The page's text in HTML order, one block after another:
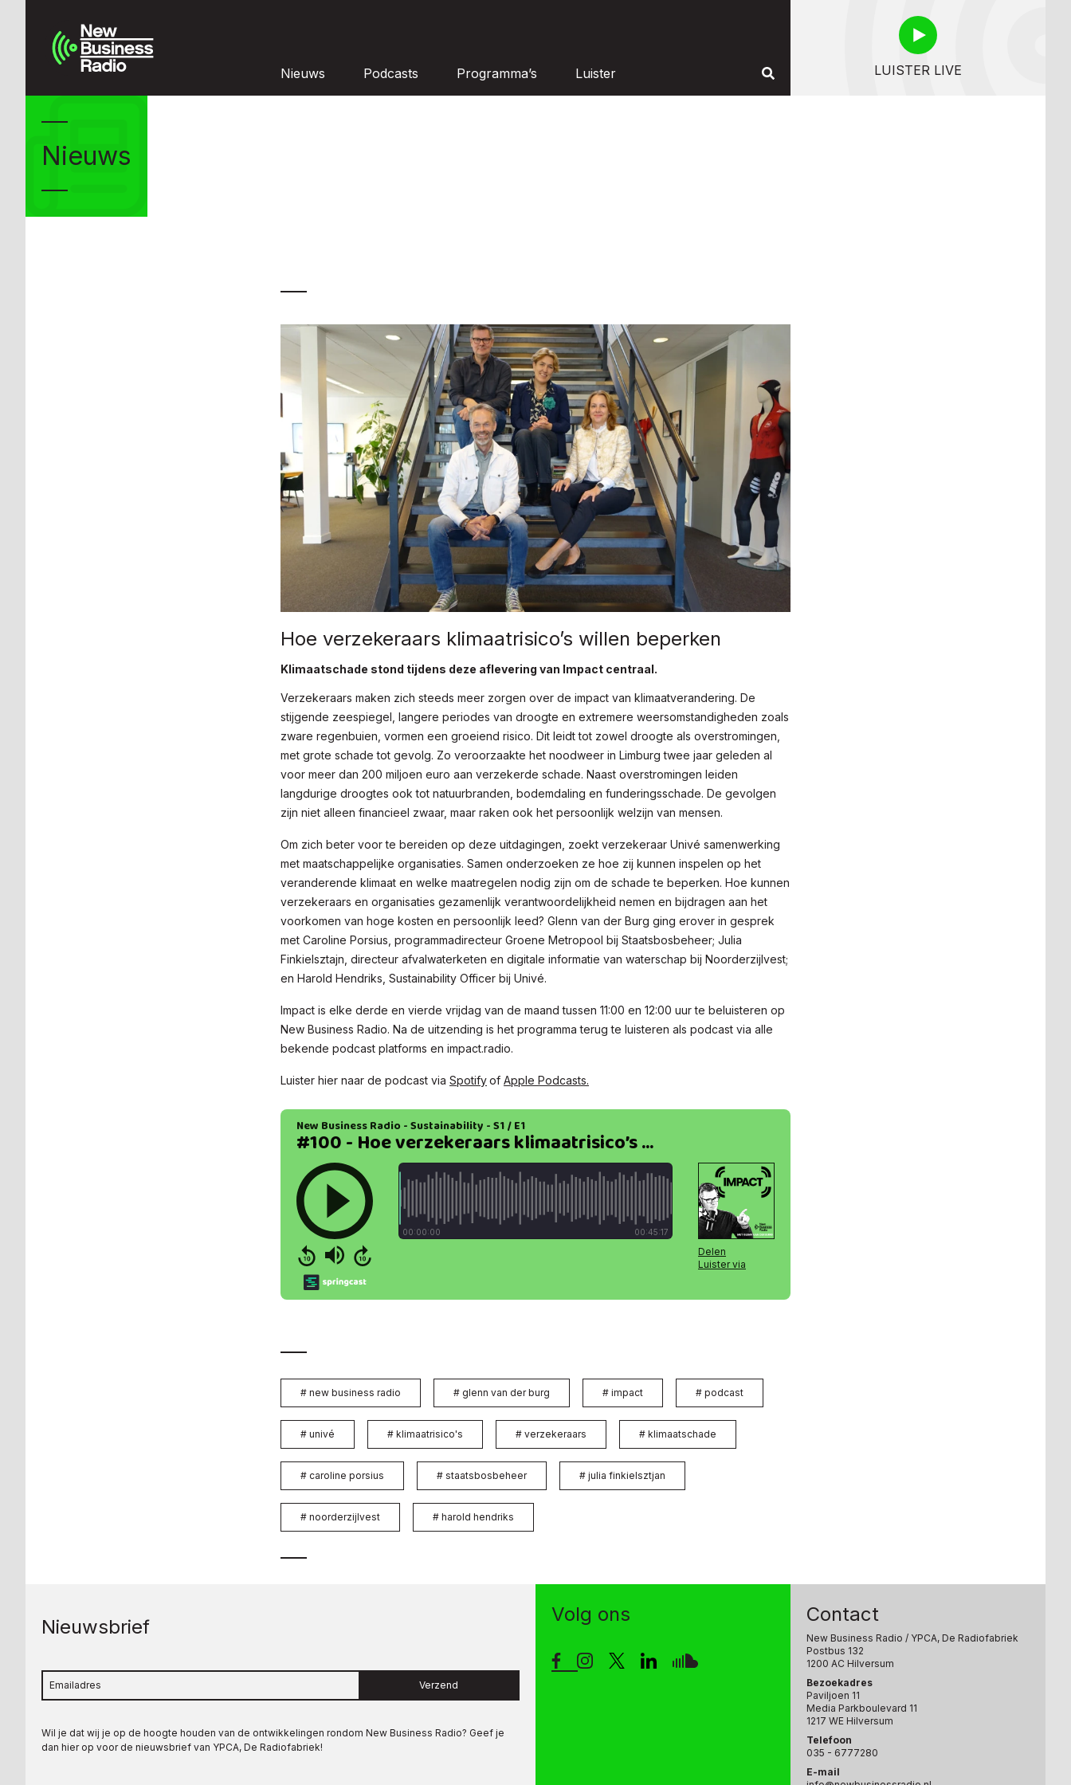
Nieuws Podcasts Programma’s Luister LUISTER LIVE
Nieuws
Hoe verzekeraars klimaatrisico’s willen beperken
Klimaatschade stond tijdens deze aflevering van Impact centraal.
Verzekeraars maken zich steeds meer zorgen over de impact van klimaatverandering. De
stijgende zeespiegel, langere periodes van droogte en extremere weersomstandigheden zoals
zware regenbuien, vormen een groeiend risico. Dit leidt tot zowel droogte als overstromingen,
met grote schade tot gevolg. Zo veroorzaakte het noodweer in Limburg twee jaar geleden al
voor meer dan 200 miljoen euro aan verzekerde schade. Naast overstromingen leiden
langdurige droogtes ook tot natuurbranden, bodemdaling en funderingsschade. De gevolgen
zijn niet alleen financieel zwaar, maar raken ook het persoonlijk welzijn van mensen.
Om zich beter voor te bereiden op deze uitdagingen, zoekt verzekeraar Univé samenwerking
met maatschappelijke organisaties. Samen onderzoeken ze hoe zij kunnen inspelen op het
veranderende klimaat en welke maatregelen nodig zijn om de schade te beperken. Hoe kunnen
verzekeraars en organisaties gezamenlijk verantwoordelijkheid nemen en bijdragen aan het
voorkomen van hoge kosten en persoonlijk leed? Glenn van der Burg ging erover in gesprek
met Caroline Porsius, programmadirecteur Groene Metropool bij Staatsbosbeheer; Julia
Finkielsztajn, directeur afvalwaterketen en digitale informatie van waterschap bij Noorderzijlvest;
en Harold Hendriks, Sustainability Officer bij Univé.
Impact is elke derde en vierde vrijdag van de maand tussen 11:00 en 12:00 uur te beluisteren op
New Business Radio. Na de uitzending is het programma terug te luisteren als podcast via alle
bekende podcast platforms en impact.radio.
Luister hier naar de podcast via Spotifyof Apple Podcasts.
# new business radio # glenn van der burg # impact # podcast
# univé # klimaatrisico's # verzekeraars # klimaatschade
# caroline porsius # staatsbosbeheer # julia finkielsztjan
# noorderzijlvest # harold hendriks
Nieuwsbrief
Verzend
Wil je dat wij je op de hoogte houden van de ontwikkelingen rondom New Business Radio? Geef je
dan hier op voor de nieuwsbrief van YPCA, De Radiofabriek!
Volg ons Contact
New Business Radio / YPCA, De Radiofabriek
Postbus 132
1200 AC Hilversum
Bezoekadres
Paviljoen 11
Media Parkboulevard 11
1217 WE Hilversum
Telefoon
035 - 6777280
E-mail